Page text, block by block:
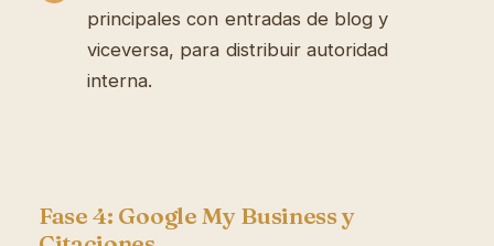
principales con entradas de blog y
viceversa, para distribuir autoridad
interna.
Fase 4: Google My Business y